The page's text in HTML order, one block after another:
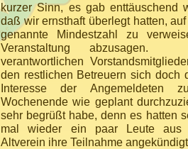
kurzer Sinn, es gab enttäuschend
daß wir ernsthaft überlegt hatten,
genannte Mindestzahl zu
Veranstaltung abzusagen.
verantwortlichen
den restlichen Betreuern sich doch
Interesse der Angemeldeten
Wochenende wie geplant
sehr begrüßt habe, denn es hatten
mal wieder ein paar Leute aus
Altverein ihre Teilnahme